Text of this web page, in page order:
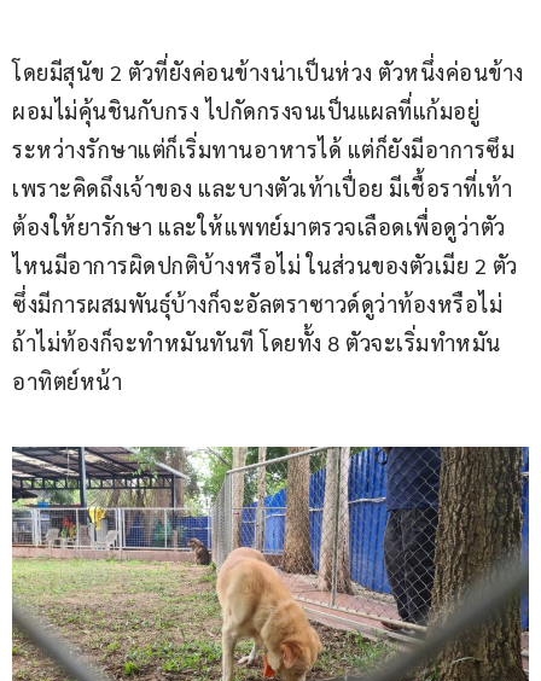
โดยมีสุนัข 2 ตัวที่ยังค่อนข้างน่าเป็นห่วง ตัวหนึ่งค่อนข้าง
ผอมไม่คุ้นชินกับกรง ไปกัดกรงจนเป็นแผลที่แก้มอยู่
ระหว่างรักษาแต่ก็เริ่มทานอาหารได้ แต่ก็ยังมีอาการซึม
เพราะคิดถึงเจ้าของ และบางตัวเท้าเปื่อย มีเชื้อราที่เท้า
ต้องให้ยารักษา และให้แพทย์มาตรวจเลือดเพื่อดูว่าตัว
ไหนมีอาการผิดปกติบ้างหรือไม่ ในส่วนของตัวเมีย 2 ตัว
ซึ่งมีการผสมพันธุ์บ้างก็จะอัลตราซาวด์ดูว่าท้องหรือไม่
ถ้าไม่ท้องก็จะทำหมันทันที โดยทั้ง 8 ตัวจะเริ่มทำหมัน
อาทิตย์หน้า